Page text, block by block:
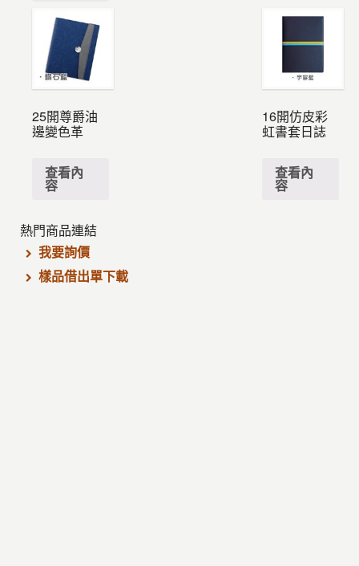
25開尊爵油
邊變色革
查看內
容
16開仿皮彩
虹書套日誌
查看內
容
熱門商品連結
我要詢價
樣品借出單下載